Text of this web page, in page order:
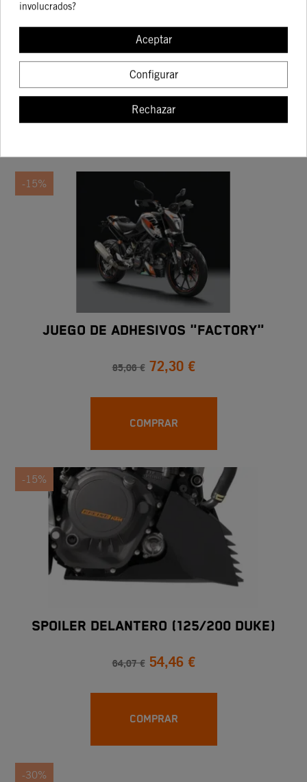
KIT DE ILUMINACIÓN
96,50 € 82,02 €
-15%
JUEGO DE ADHESIVOS "FACTORY"
85,06 € 72,30 €
COMPRAR
-15%
SPOILER DELANTERO (125/200 DUKE)
64,07 € 54,46 €
COMPRAR
-30%
involucrados?
Aceptar
Configurar
Rechazar